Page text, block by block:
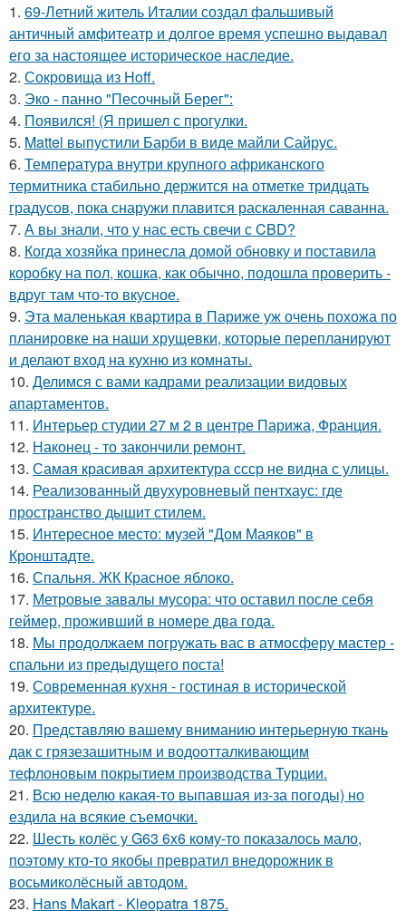
1. 69-Летний житель Италии создал фальшивый
античный амфитеатр и долгое время успешно выдавал
его за настоящее историческое наследие.
2. Сокровища из Hoff.
3. Эко - панно "Песочный Берег":
4. Появился! (Я пришел с прогулки.
5. Mattel выпустили Барби в виде майли Сайрус.
6. Температура внутри крупного африканского
термитника стабильно держится на отметке тридцать
градусов, пока снаружи плавится раскаленная саванна.
7. А вы знали, что у нас есть свечи с CBD?
8. Когда хозяйка принесла домой обновку и поставила
коробку на пол, кошка, как обычно, подошла проверить -
вдруг там что-то вкусное.
9. Эта маленькая квартира в Париже уж очень похожа по
планировке на наши хрущевки, которые перепланируют
и делают вход на кухню из комнаты.
10. Делимся с вами кадрами реализации видовых
апартаментов.
11. Интерьер студии 27 м 2 в центре Парижа, Франция.
12. Наконец - то закончили ремонт.
13. Самая красивая архитектура ссср не видна с улицы.
14. Реализованный двухуровневый пентхаус: где
пространство дышит стилем.
15. Интересное место: музей "Дом Маяков" в
Кронштадте.
16. Спальня. ЖК Красное яблоко.
17. Метровые завалы мусора: что оставил после себя
геймер, проживший в номере два года.
18. Мы продолжаем погружать вас в атмосферу мастер -
спальни из предыдущего поста!
19. Современная кухня - гостиная в исторической
архитектуре.
20. Представляю вашему вниманию интерьерную ткань
дак с грязезашитным и водоотталкивающим
тефлоновым покрытием производства Турции.
21. Всю неделю какая-то выпавшая из-за погоды) но
ездила на всякие съемочки.
22. Шесть колёс у G63 6x6 кому-то показалось мало,
поэтому кто-то якобы превратил внедорожник в
восьмиколёсный автодом.
23. Hans Makart - Kleopatra 1875.